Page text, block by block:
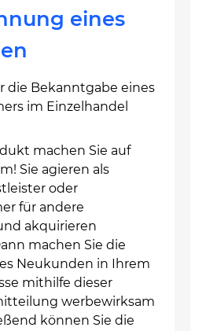
eines
die Bekanntgabe eines
im Einzelhandel
machen Sie auf
Sie agieren als
oder
für andere
akquirieren
machen Sie die
Neukunden in Ihrem
mithilfe dieser
werbewirksam
können Sie die